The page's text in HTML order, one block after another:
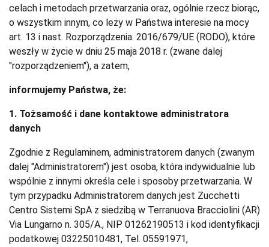
celach i metodach przetwarzania oraz, ogólnie rzecz biorąc,
o wszystkim innym, co leży w Państwa interesie na mocy
art. 13 i nast. Rozporządzenia. 2016/679/UE (RODO), które
weszły w życie w dniu 25 maja 2018 r. (zwane dalej
"rozporządzeniem"), a zatem,
informujemy Państwa, że:
1. Tożsamość i dane kontaktowe administratora
danych
Zgodnie z Regulaminem, administratorem danych (zwanym
dalej "Administratorem") jest osoba, która indywidualnie lub
wspólnie z innymi określa cele i sposoby przetwarzania. W
tym przypadku Administratorem danych jest Zucchetti
Centro Sistemi SpA z siedzibą w Terranuova Bracciolini (AR)
Via Lungarno n. 305/A., NIP 01262190513 i kod identyfikacji
podatkowej 03225010481, Tel. 05591971,